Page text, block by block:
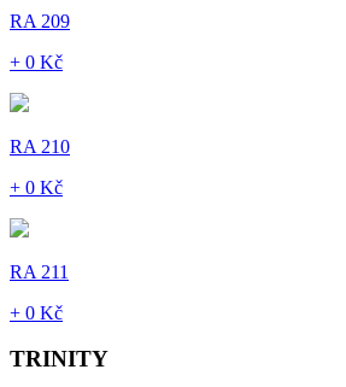
RA 209
+ 0 Kč
RA 210
+ 0 Kč
RA 211
+ 0 Kč
TRINITY